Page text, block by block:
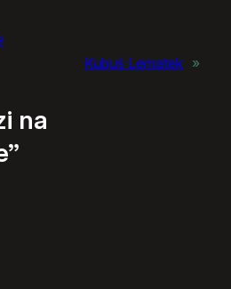
Kubuś Lematek »
na